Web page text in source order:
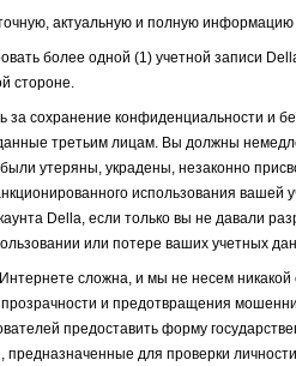
актуальную и полную
более одной (1) учетной записи
стороне.
за сохранение конфиденциальности и
третьим лицам. Вы должны
утеряны, украдены, незаконно
использования
Della, если только вы не давали
или потере ваших учетных
сложна, и мы не несем
и предотвращения
предоставить форму
предназначенные для проверки